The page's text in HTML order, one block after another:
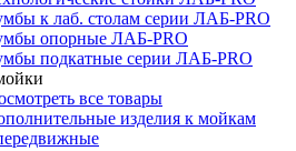
к лаб. столам серии ЛАБ-PRO
опорные ЛАБ-PRO
подкатные серии ЛАБ-PRO
все товары
изделия к мойкам